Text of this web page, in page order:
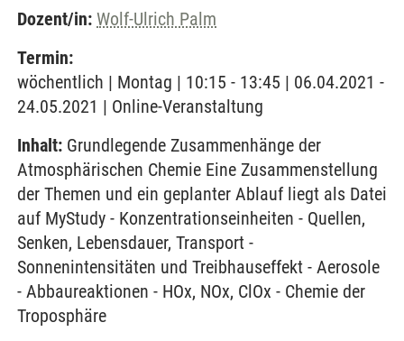
Dozent/in: Wolf-Ulrich Palm
Termin:
wöchentlich | Montag | 10:15 - 13:45 | 06.04.2021 -
24.05.2021 | Online-Veranstaltung
Inhalt: Grundlegende Zusammenhänge der
Atmosphärischen Chemie Eine Zusammenstellung
der Themen und ein geplanter Ablauf liegt als Datei
auf MyStudy - Konzentrationseinheiten - Quellen,
Senken, Lebensdauer, Transport -
Sonnenintensitäten und Treibhauseffekt - Aerosole
- Abbaureaktionen - HOx, NOx, ClOx - Chemie der
Troposphäre